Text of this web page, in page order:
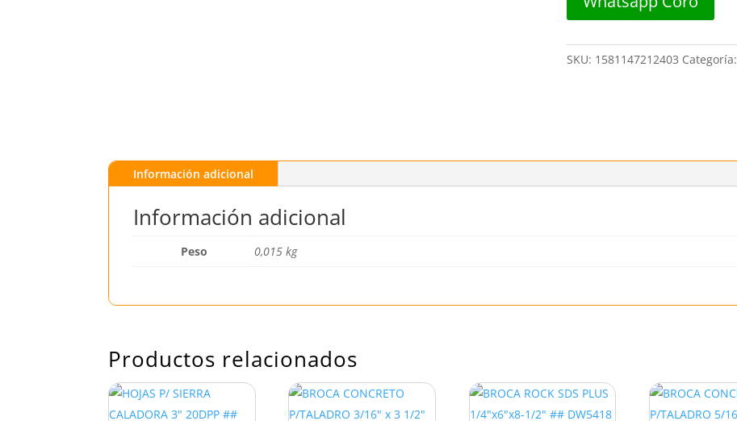
cantidad
SKU: 1581147212403 Categoría:
Información adicional
Información adicional
Peso 0,015 kg
Productos relacionados